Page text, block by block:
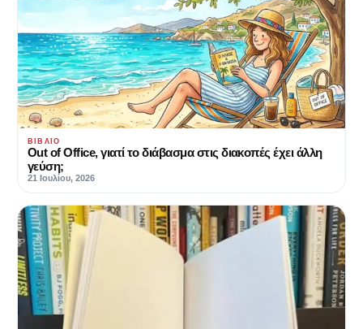
ΒΙΒΛΊΟ
Out of Office, γιατί το διάβασμα στις διακοπές έχει άλλη
γεύση;
21 Ιουλίου, 2026